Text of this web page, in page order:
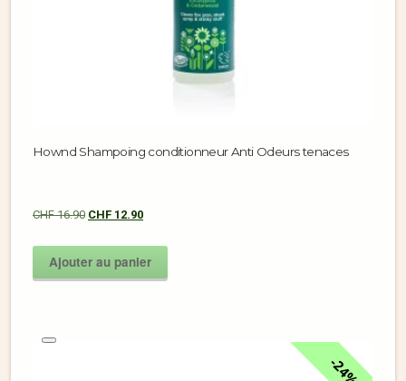
Hownd Shampoing conditionneur Anti Odeurs tenaces
CHF16.90 CHF 12.90
Ajouter au panier
24%